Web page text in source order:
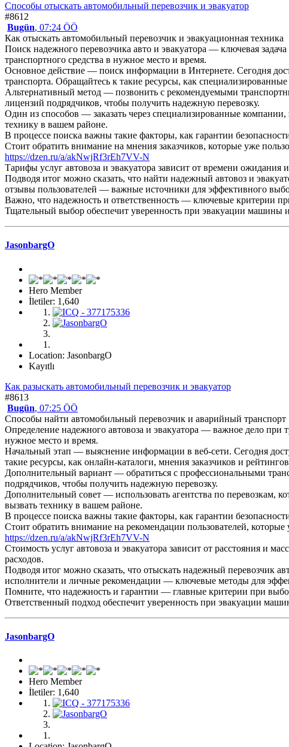
Способы отыскать автомобильный перевозчик и эвакуатор
#8612
Bugün, 07:24 ÖÖ
Как отыскать автомобильный перевозчик и эвакуационная техника
Поиск надежного перевозчика авто и эвакуатора — ключевая
транспортного средства в нужное место и время.
Основное действие — поиск информации в Интернете. Сегодня
транспорта. Обращайтесь к такие ресурсы, как
Альтернативный метод — позвонить с рекомендуемыми
лицензий подрядчиков, чтобы получить надежную перевозку.
Один из способов — заказать через специализированные
технику в вашем районе.
В процессе поиска важны такие факторы, как гарантии
Стоит обратить внимание на мнения заказчиков, которые уже
https://dzen.ru/a/akNwjRf3rEh7VV-N
Тарифы услуг автовоза и эвакуатора зависит от времени ожидания
Подводя итог можно сказать, что найти надежный автовоз и
отзывы пользователей — важные источники для эффективного
Важно, что надежность и ответственность — ключевые критерии
Тщательный выбор обеспечит уверенность при эвакуации машины
JasonbargO
Hero Member
İletiler: 1,640
Location: JasonbargO
Kayıtlı
Как разыскать автомобильный перевозчик и эвакуатор
#8613
Bugün, 07:25 ÖÖ
Способы найти автомобильный перевозчик и аварийный транспорт
Определение надежного автовоза и эвакуатора — важное дело
нужное место и время.
Начальный этап — выяснение информации в веб-сети. Сегодня
такие ресурсы, как онлайн-каталоги, мнения заказчиков и
Дополнительный вариант — обратиться с профессиональными
подрядчиков, чтобы получить надежную перевозку.
Дополнительный совет — использовать агентства по перевозкам,
вызвать технику в вашем районе.
В процессе поиска важны такие факторы, как гарантии
Стоит обратить внимание на рекомендации пользователей,
https://dzen.ru/a/akNwjRf3rEh7VV-N
Стоимость услуг автовоза и эвакуатора зависит от расстояния и
расходов.
Подводя итог можно сказать, что отыскать надежный перевозчик
исполнители и личные рекомендации — ключевые методы для
Помните, что надежность и гарантии — главные критерии при
Ответственный подход обеспечит уверенность при эвакуации
JasonbargO
Hero Member
İletiler: 1,640